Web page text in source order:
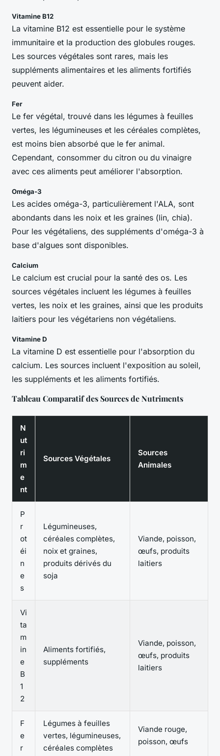
Vitamine B12
La vitamine B12 est essentielle pour le système
immunitaire et la production des globules rouges.
Les sources végétales sont rares, mais les
suppléments alimentaires et les aliments fortifiés
peuvent aider.
Fer
Le fer végétal, trouvé dans les légumes à feuilles
vertes, les légumineuses et les céréales complètes,
est moins bien absorbé que le fer animal.
Cependant, consommer du citron ou du vinaigre
avec ces aliments peut améliorer l'absorption.
Oméga-3
Les acides oméga-3, particulièrement l'ALA, sont
abondants dans les noix et les graines (lin, chia).
Pour les végétaliens, des suppléments d'oméga-3 à
base d'algues sont disponibles.
Calcium
Le calcium est crucial pour la santé des os. Les
sources végétales incluent les légumes à feuilles
vertes, les noix et les graines, ainsi que les produits
laitiers pour les végétariens non végétaliens.
Vitamine D
La vitamine D est essentielle pour l'absorption du
calcium. Les sources incluent l'exposition au soleil,
les suppléments et les aliments fortifiés.
Tableau Comparatif des Sources de Nutriments
N
ut
ri
m
e
nt
Sources Végétales
Sources
Animales
P
r
ot
éi
n
e
s
Légumineuses,
céréales complètes,
noix et graines,
produits dérivés du
soja
Viande, poisson,
œufs, produits
laitiers
Vi
ta
m
in
e
B
1
2
Aliments fortifiés,
suppléments
Viande, poisson,
œufs, produits
laitiers
F
e
r
Légumes à feuilles
vertes, légumineuses,
céréales complètes
Viande rouge,
poisson, œufs